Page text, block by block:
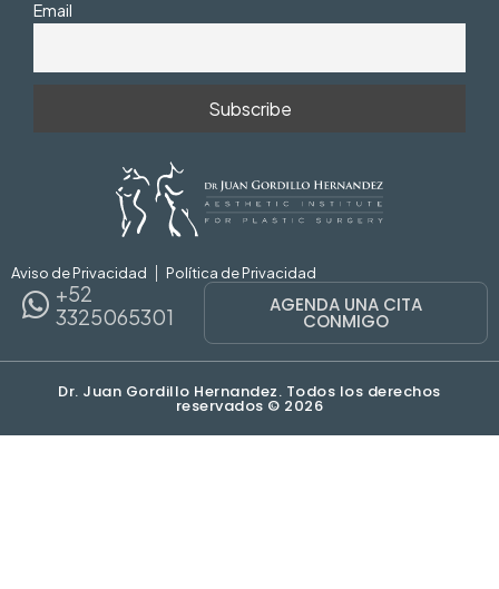
Email
Aviso de Privacidad Política de Privacidad
+52
3325065301
AGENDA UNA CITA
CONMIGO
Dr. Juan Gordillo Hernandez. Todos los derechos
reservados © 2026